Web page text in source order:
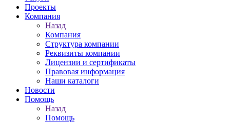
Проекты
Компания
Назад
Компания
Структура компании
Реквизиты компании
Лицензии и сертификаты
Правовая информация
Наши каталоги
Новости
Помощь
Назад
Помощь